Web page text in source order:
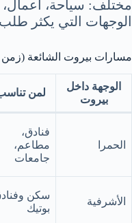
مختلف: سياحة،
الوجهات التي يكثر
مسارات بيروت الشائعة (زمن
الوجهة داخل
بيروت
لمن
الحمرا
فنادق،
مطاعم،
جامعات
الأشرفية
سكن
بوتيك